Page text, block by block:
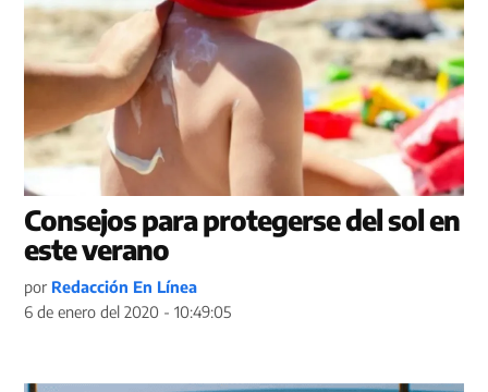
Consejos para protegerse del sol en
este verano
por Redacción En Línea
6 de enero del 2020 - 10:49:05